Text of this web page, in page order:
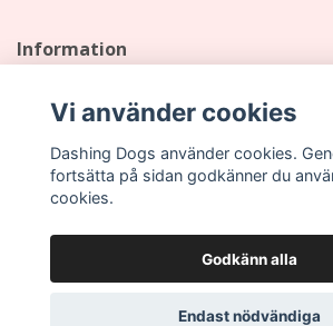
Information
Sociala medier
© 2026 Dashing Dogs
Vi använder cookies
Dashing Dogs använder cookies.
fortsätta på sidan godkänner du
cookies.
Godkänn alla
Endast nödvändiga